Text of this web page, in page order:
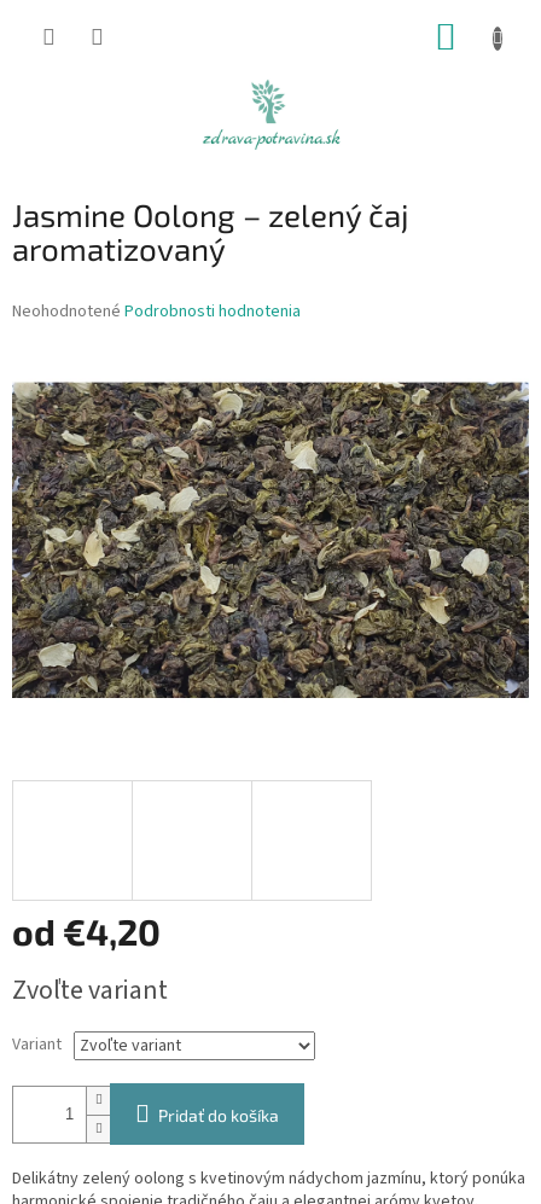
Jasmine Oolong – zelený čaj
aromatizovaný
Priemerné
je
0,0
z
5
hviezdičiek.
Neohodnotené Podrobnosti hodnotenia
od €4,20
cena:
Zvoľte variant
Variant
Pridať do košíka
Delikátny zelený oolong s kvetinovým nádychom jazmínu, ktorý ponúka